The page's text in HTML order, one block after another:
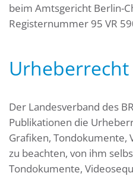
beim Amtsgericht Berlin-
Registernummer 95 VR
Urheberrecht
Der Landesverband des
Publikationen die
Grafiken, Tondokumente,
zu beachten, von ihm
Tondokumente,